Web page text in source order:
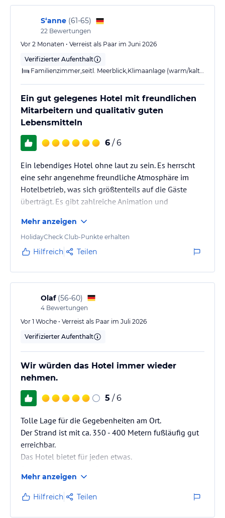
werden (gegen Gebühr). Verschiedene Wassersportarten werden in
den Sommermonaten an der Cala Agulla von örtlichen Anbietern
gegen Gebühr angeboten.
Abends werden u.a. regelmässig Livemusik und Chill-out Stunden
Sonstige Einrichtungen und Services
Das allsun Hotel Lux de Mar über einen modern eingerichteten
Fitness- und Spabereich. Im hauseigenen Massageraum können Sie
Massagen und Anwendungen gegen Gebühr hinzubuchen. Im
Fitnessbereich (ca. 73 qm) werden Entspannungs- und
Ausdauerübungen angeboten. Outdoor-Fitness ist bei Aqua Fit
oder Nordic Walking ebenfalls möglich.
Hoteliers-/Veranstalter-/Kataloginformationen. Alle Angaben
ohne Gewähr und ohne Prüfung durch HolidayCheck. Bitte
lies vor der Buchung die verbindlichen Angebotsdetailsdes
jeweiligen Veranstalters.
S‘anne (61-65)
22 Bewertungen
Vor 2 Monaten • Verreist als Paar im Juni 2026
Verifizierter Aufenthalt
Ein gut gelegenes Hotel mit freundlichen
Mitarbeitern und qualitativ guten
Lebensmitteln
6 / 6
Ein lebendiges Hotel ohne laut zu sein. Es herrscht
eine sehr angenehme freundliche Atmosphäre im
Hotelbetrieb, was sich größtenteils auf die Gäste
überträgt. Es gibt zahlreiche Animation und
Teilnahme aufgefordert. Insgesamt ein gepflegtes
Hotel mit bequemen Betten. Zumindest in den
Zimmern mit Meerblick ist man von
hervorzuheben sind die stets freundlichen
Mitarbeiter*innen. Der Meerblick ist im gesamten
Außenbereich…
Mehr anzeigen
HolidayCheck Club-Punkte erhalten
Hilfreich Teilen
Olaf (56-60)
4 Bewertungen
Vor 1 Woche • Verreist als Paar im Juli 2026
Verifizierter Aufenthalt
Wir würden das Hotel immer wieder
nehmen.
5 / 6
Tolle Lage für die Gegebenheiten am Ort.
Der Strand ist mit ca. 350 - 400 Metern fußläufig gut
erreichbar.
Das Hotel bietet für jeden etwas.
wollen genau so wie für Paare und Familien.
Allerdings nicht unbedingt für Familien mit
Kleinkindern, denn das Hotel hat kein Kleinkind
Mehr anzeigen
Hilfreich Teilen